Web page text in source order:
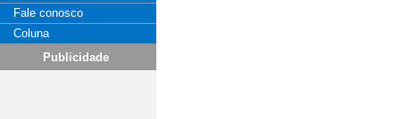
Fale conosco
Coluna
Publicidade